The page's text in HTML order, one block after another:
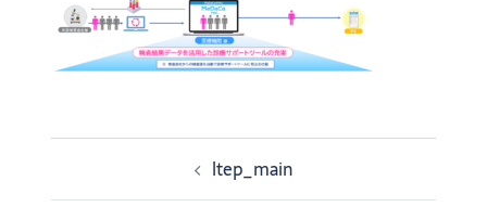
稿
ltep_main